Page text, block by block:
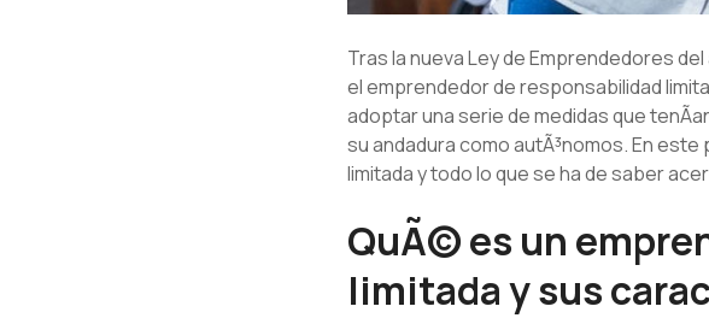
Tras la nueva Ley de Emprendedores
el emprendedor de responsabilidad
adoptar una serie de medidas que
su andadura como autÃ³nomos. En
limitada y todo lo que se ha de saber
QuÃ© es un
limitada y sus